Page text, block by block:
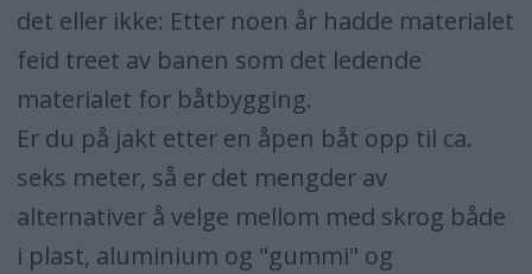
det eller ikke: Etter noen år hadde materialet
feid treet av banen som det ledende
materialet for båtbygging.
Er du på jakt etter en åpen båt opp til ca.
seks meter, så er det mengder av
alternativer å velge mellom med skrog både
i plast, aluminium og "gummi" og